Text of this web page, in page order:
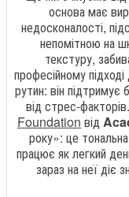
основа має
недосконалості,
непомітною на
текстуру,
професійному
рутин: він
від стрес-
Foundation від
року»: це
працює як легкий
зараз на неї